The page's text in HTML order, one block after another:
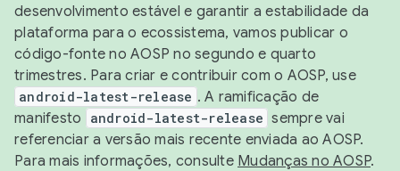
desenvolvimento estável e garantir a estabilidade da
plataforma para o ecossistema, vamos publicar o
código-fonte no AOSP no segundo e quarto
trimestres. Para criar e contribuir com o AOSP, use
android-latest-release . A ramificação de
manifesto
android-latest-release sempre vai
referenciar a versão mais recente enviada ao AOSP.
Para mais informações, consulte Mudanças no AOSP.